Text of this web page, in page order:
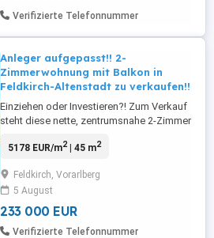
Verifizierte Telefonnummer
Anleger aufgepasst!! 2-
Zimmerwohnung mit Balkon in
Feldkirch-Altenstadt zu verkaufen!!
Einziehen oder Investieren?! Zum Verkauf
steht diese nette, zentrumsnahe 2-Zimmer
Feldkirch-Altenstadt. Die Wohnanlage
Bauweise errichtet. Ein TG-Platz kann
gegen einen Aufpreis dazu erworben
werden. Der Energieausweis befindet ...
5178 EUR/m2| 45 m2
Feldkirch, Vorarlberg
5 August
233 000 EUR
Verifizierte Telefonnummer